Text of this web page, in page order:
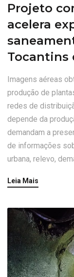
Projeto
acelera
Tocantins
Imagens aéreas
produção de
redes de
depende da
demandam a
de informações
urbana, relevo,
Leia Mais